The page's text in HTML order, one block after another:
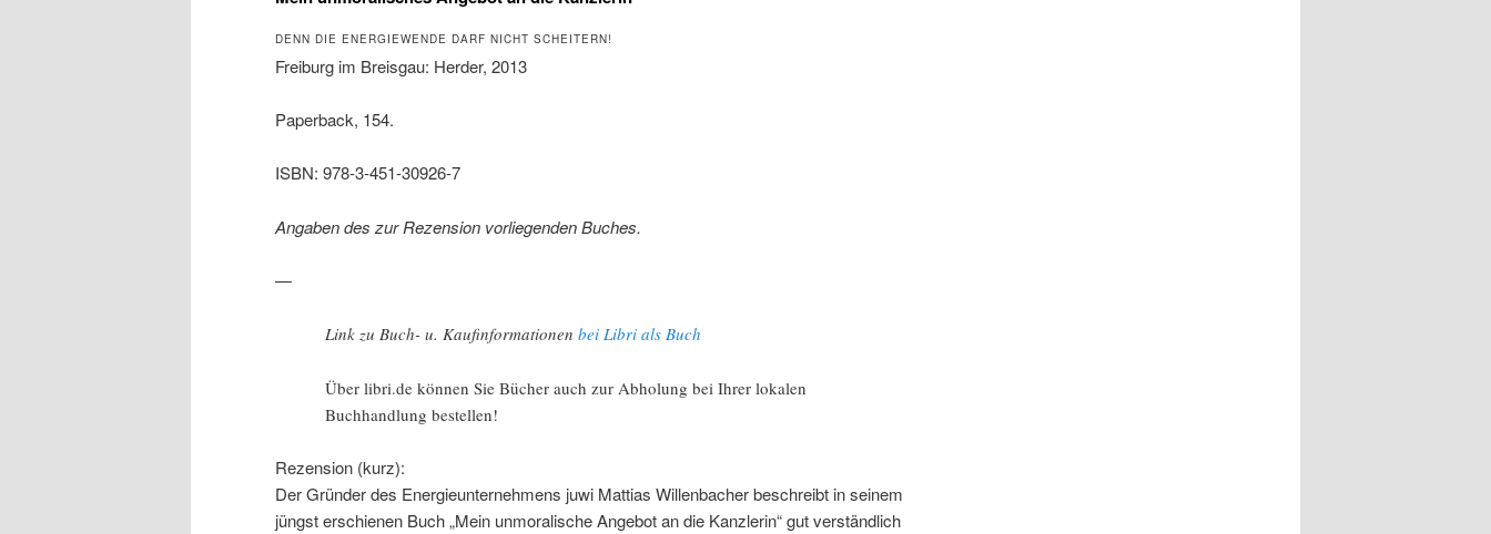
DENN DIE ENERGIEWENDE DARF NICHT SCHEITERN!
Freiburg im Breisgau: Herder, 2013
Paperback, 154.
ISBN: 978-3-451-30926-7
Angaben des zur Rezension vorliegenden Buches.
—
Link zu Buch- u. Kaufinformationen bei Libri als Buch
Über libri.de können Sie Bücher auch zur Abholung bei Ihrer lokalen
Buchhandlung bestellen!
Rezension (kurz):
Der Gründer des Energieunternehmens juwi Mattias Willenbacher beschreibt in seinem
jüngst erschienen Buch „Mein unmoralische Angebot an die Kanzlerin“ gut verständlich